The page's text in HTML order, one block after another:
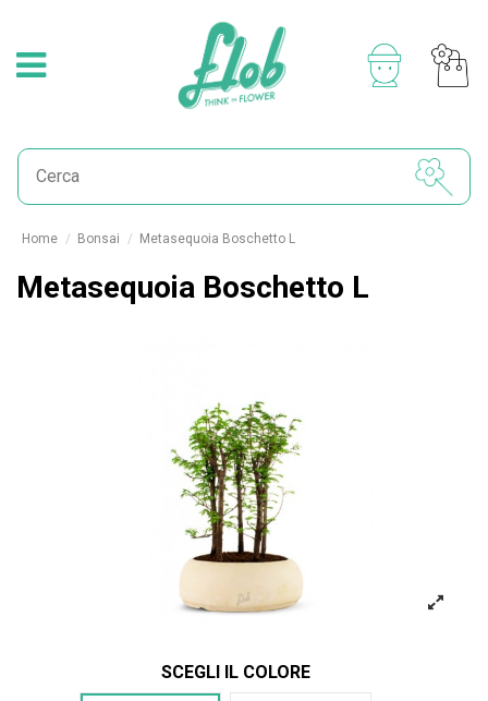
Home Bonsai Metasequoia Boschetto L
Metasequoia Boschetto L
SCEGLI IL COLORE